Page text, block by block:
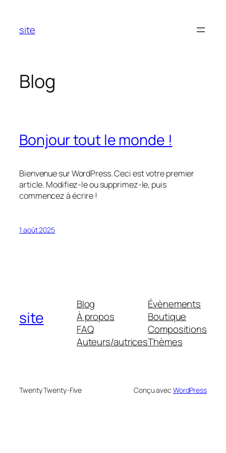
contenu
site
Blog
Bonjour tout le monde !
Bienvenue sur WordPress. Ceci est votre premier
article. Modifiez-le ou supprimez-le, puis
commencez à écrire !
1 août 2025
site
Blog
À propos
FAQ
Auteurs/autrices
Évènements
Boutique
Compositions
Thèmes
Twenty Twenty-Five Conçu avec WordPress